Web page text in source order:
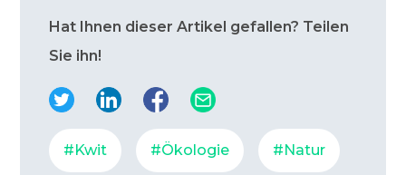
Hat Ihnen dieser Artikel gefallen? Teilen
Sie ihn!
#Kwit #Ökologie #Natur